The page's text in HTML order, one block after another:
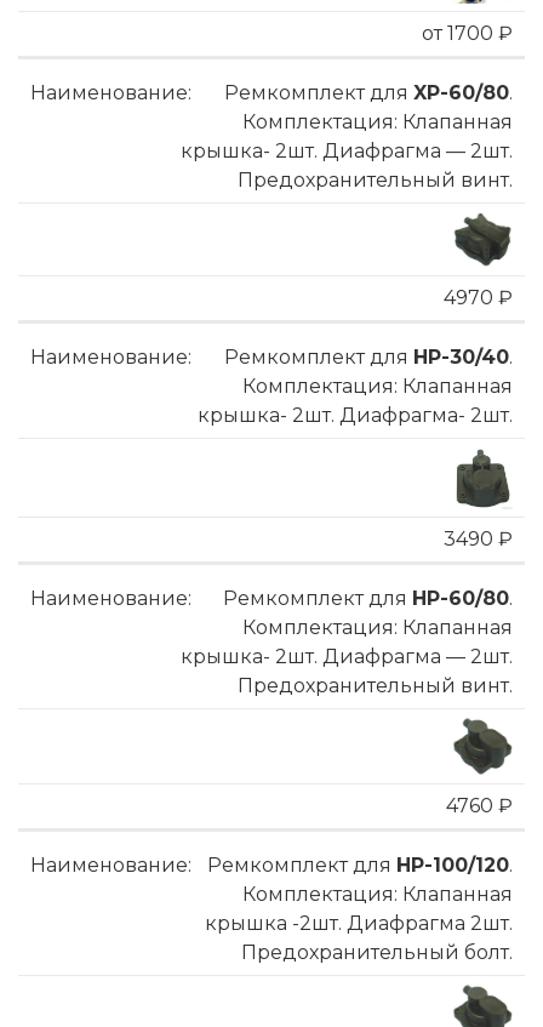
от 1700 ₽
Ремкомплект для XP-60/80.
Комплектация: Клапанная
крышка- 2шт. Диафрагма — 2шт.
Предохранительный винт.
4970 ₽
Ремкомплект для HP-30/40.
Комплектация: Клапанная
крышка- 2шт. Диафрагма- 2шт.
3490 ₽
Ремкомплект для HP-60/80.
Комплектация: Клапанная
крышка- 2шт. Диафрагма — 2шт.
Предохранительный винт.
4760 ₽
Ремкомплект для HP-100/120.
Комплектация: Клапанная
крышка -2шт. Диафрагма 2шт.
Предохранительный болт.